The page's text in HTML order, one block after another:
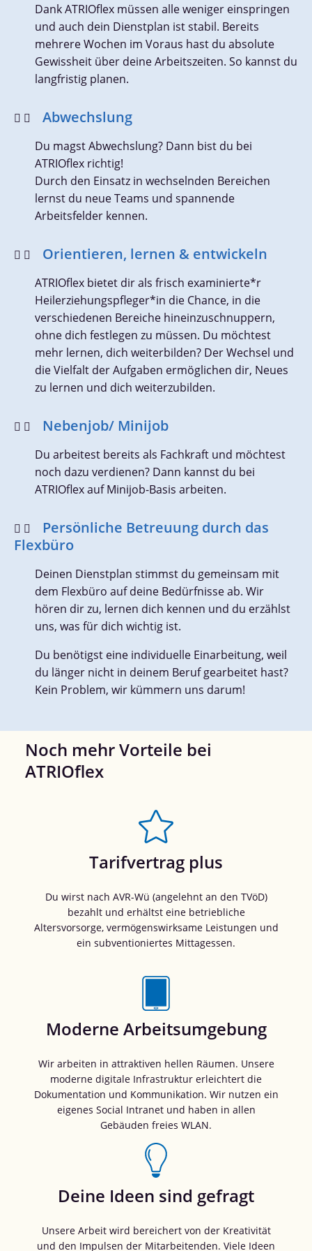
Dank ATRIOflex müssen alle weniger einspringen
und auch dein Dienstplan ist stabil. Bereits
mehrere Wochen im Voraus hast du absolute
Gewissheit über deine Arbeitszeiten. So kannst du
langfristig planen.
Abwechslung
Du magst Abwechslung? Dann bist du bei
ATRIOflex richtig!
Durch den Einsatz in wechselnden Bereichen
lernst du neue Teams und spannende
Arbeitsfelder kennen.
Orientieren, lernen & entwickeln
ATRIOflex bietet dir als frisch examinierte*r
Heilerziehungspfleger*in die Chance, in die
verschiedenen Bereiche hineinzuschnuppern,
ohne dich festlegen zu müssen. Du möchtest
mehr lernen, dich weiterbilden? Der Wechsel und
die Vielfalt der Aufgaben ermöglichen dir, Neues
zu lernen und dich weiterzubilden.
Nebenjob/ Minijob
Du arbeitest bereits als Fachkraft und möchtest
noch dazu verdienen? Dann kannst du bei
ATRIOflex auf Minijob-Basis arbeiten.
Persönliche Betreuung durch das
Flexbüro
Deinen Dienstplan stimmst du gemeinsam mit
dem Flexbüro auf deine Bedürfnisse ab. Wir
hören dir zu, lernen dich kennen und du erzählst
uns, was für dich wichtig ist.
Du benötigst eine individuelle Einarbeitung, weil
du länger nicht in deinem Beruf gearbeitet hast?
Kein Problem, wir kümmern uns darum!
Noch mehr Vorteile bei
ATRIOflex
Tarifvertrag plus
Du wirst nach AVR-Wü (angelehnt an den TVöD)
bezahlt und erhältst eine betriebliche
Altersvorsorge, vermögenswirksame Leistungen und
ein subventioniertes Mittagessen.
Moderne Arbeitsumgebung
Wir arbeiten in attraktiven hellen Räumen. Unsere
moderne digitale Infrastruktur erleichtert die
Dokumentation und Kommunikation. Wir nutzen ein
eigenes Social Intranet und haben in allen
Gebäuden freies WLAN.
Deine Ideen sind gefragt
Unsere Arbeit wird bereichert von der Kreativität
und den Impulsen der Mitarbeitenden. Viele Ideen